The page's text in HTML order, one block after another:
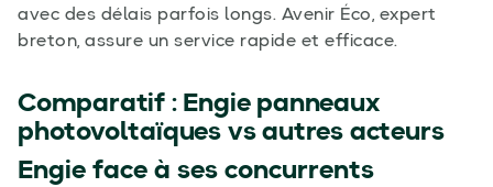
avec des délais parfois longs. Avenir Éco, expert
breton, assure un service rapide et efficace.
Comparatif : Engie panneaux
photovoltaïques vs autres acteurs
Engie face à ses concurrents